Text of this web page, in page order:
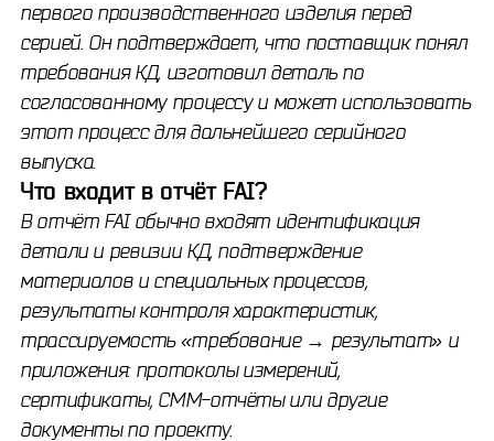
первого производственного изделия перед
серией. Он подтверждает, что поставщик понял
требования КД, изготовил деталь по
согласованному процессу и может использовать
этот процесс для дальнейшего серийного
выпуска.
Что входит в отчёт FAI?
В отчёт FAI обычно входят идентификация
детали и ревизии КД, подтверждение
материалов и специальных процессов,
результаты контроля характеристик,
трассируемость «требование → результат» и
приложения: протоколы измерений,
сертификаты, CMM-отчёты или другие
документы по проекту.